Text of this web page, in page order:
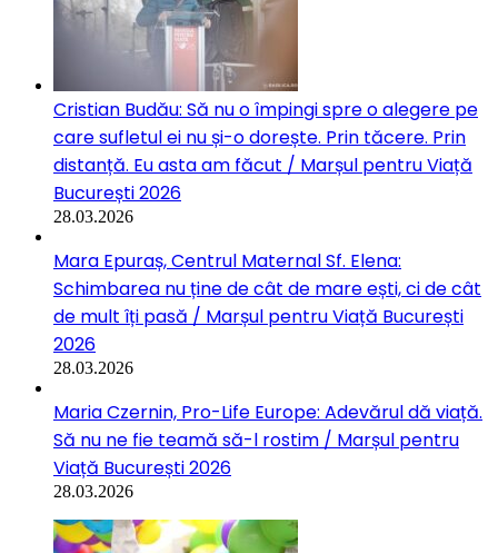
Cristian Budău: Să nu o împingi spre o alegere pe
care sufletul ei nu și-o dorește. Prin tăcere. Prin
distanță. Eu asta am făcut / Marșul pentru Viață
București 2026
28.03.2026
Mara Epuraș, Centrul Maternal Sf. Elena:
Schimbarea nu ține de cât de mare ești, ci de cât
de mult îți pasă / Marșul pentru Viață București
2026
28.03.2026
Maria Czernin, Pro-Life Europe: Adevărul dă viață.
Să nu ne fie teamă să-l rostim / Marșul pentru
Viață București 2026
28.03.2026